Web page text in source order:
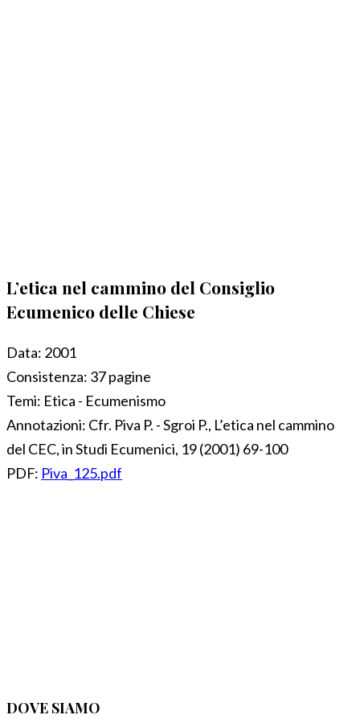
L’etica nel cammino del Consiglio
Ecumenico delle Chiese
Data: 2001
Consistenza: 37 pagine
Temi: Etica - Ecumenismo
Annotazioni: Cfr. Piva P. - Sgroi P., L’etica nel cammino
del CEC, in Studi Ecumenici, 19 (2001) 69-100
PDF: Piva_125.pdf
DOVE SIAMO